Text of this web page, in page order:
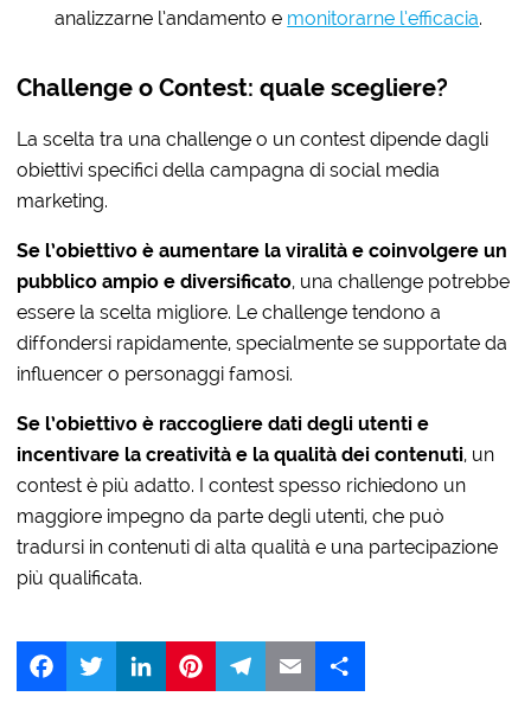
analizzarne l’andamento e monitorarne l’efficacia.
Challenge o Contest: quale scegliere?
La scelta tra una challenge o un contest dipende dagli
obiettivi specifici della campagna di social media
marketing.
Se l’obiettivo è aumentare la viralità e coinvolgere un
pubblico ampio e diversificato, una challenge potrebbe
essere la scelta migliore. Le challenge tendono a
diffondersi rapidamente, specialmente se supportate da
influencer o personaggi famosi.
Se l’obiettivo è raccogliere dati degli utenti e
incentivare la creatività e la qualità dei contenuti, un
contest è più adatto. I contest spesso richiedono un
maggiore impegno da parte degli utenti, che può
tradursi in contenuti di alta qualità e una partecipazione
più qualificata.
LinkedIn